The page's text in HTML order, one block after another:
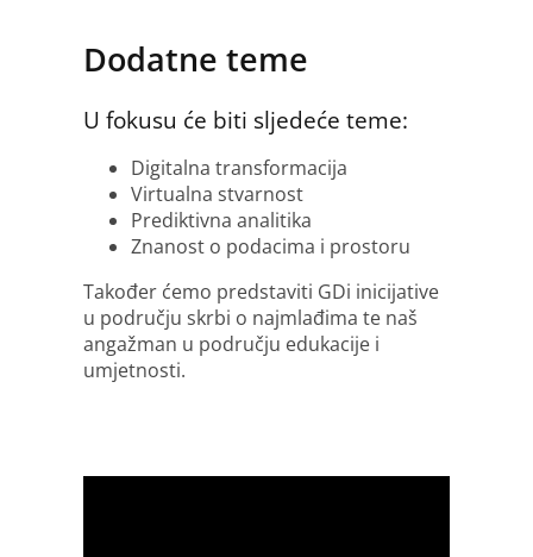
Dodatne teme
U fokusu će biti sljedeće teme:
Digitalna transformacija
Virtualna stvarnost
Prediktivna analitika
Znanost o podacima i prostoru
Također ćemo predstaviti GDi inicijative
u području skrbi o najmlađima te naš
angažman u području edukacije i
umjetnosti.